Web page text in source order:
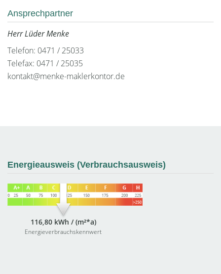
Ansprechpartner
Herr Lüder Menke
Telefon: 0471 / 25033
Telefax: 0471 / 25035
kontakt@menke-maklerkontor.de
Energieausweis (Verbrauchsausweis)
116,80 kWh / (m²*a)
Energieverbrauchskennwert